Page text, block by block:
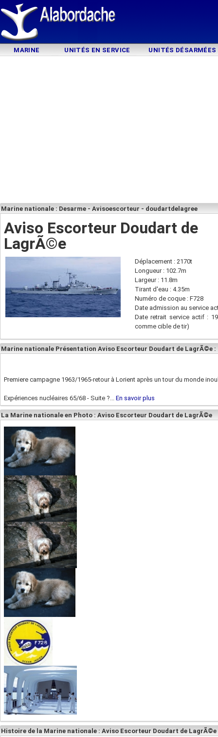
MARINE UNITÉS EN SERVICE UNITÉS DÉSARMÉES
Marine nationale : Desarme - Avisoescorteur - doudartdelagree
Aviso Escorteur Doudart de
LagrÃ©e
Déplacement : 2170t
Longueur : 102.7m
Largeur : 11.8m
Tirant d'eau : 4.35m
Numéro de coque : F728
Date admission au service
Date retrait service actif :
comme cible de tir)
Marine nationale Présentation Aviso Escorteur Doudart de LagrÃ©e :
Premiere campagne 1963/1965-retour à Lorient après un tour du monde
Expériences nucléaires 65/68 - Suite ?... En savoir plus
La Marine nationale en Photo : Aviso Escorteur Doudart de LagrÃ©e
Histoire de la Marine nationale : Aviso Escorteur Doudart de LagrÃ©e